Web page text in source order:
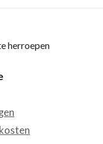
herroepen